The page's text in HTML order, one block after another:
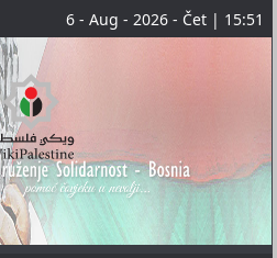
6 - Aug - 2026 - Čet | 15:51